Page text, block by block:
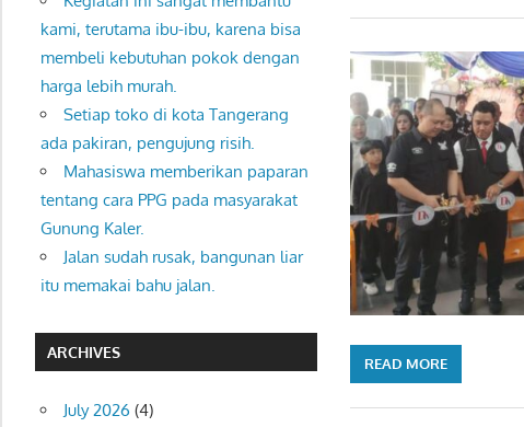
READ MORE
kami, terutama ibu-ibu, karena bisa
membeli kebutuhan pokok dengan
harga lebih murah.
Setiap toko di kota Tangerang
ada pakiran, pengujung risih.
Mahasiswa memberikan paparan
tentang cara PPG pada masyarakat
Gunung Kaler.
Jalan sudah rusak, bangunan liar
itu memakai bahu jalan.
ARCHIVES
July 2026 (4)